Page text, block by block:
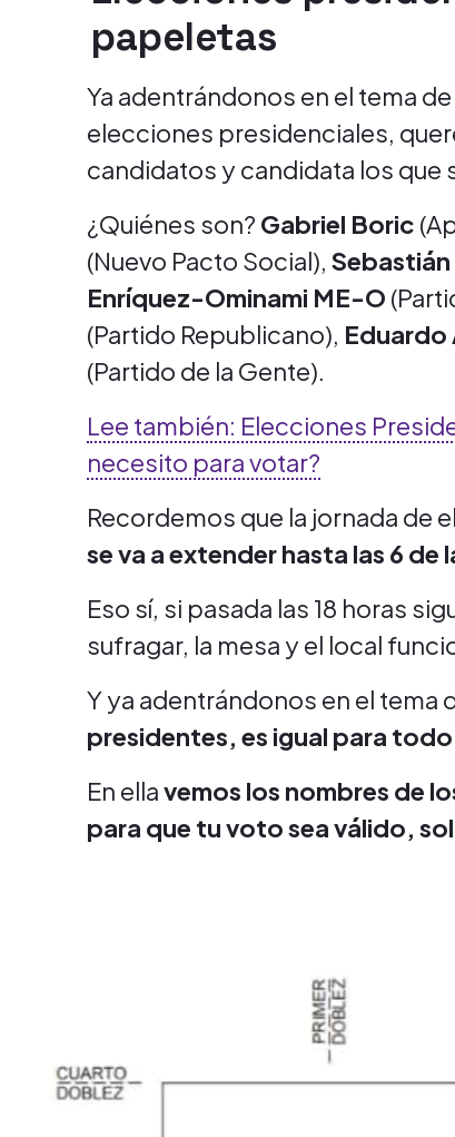
papeletas
Ya adentrándonos en el tema
elecciones presidenciales,
candidatos y candidata los que
¿Quiénes son? Gabriel Boric
(Nuevo Pacto Social), Sebastián
Enríquez-Ominami ME-O
(Partido Republicano), Eduardo
(Partido de la Gente).
Lee también: Elecciones
necesito para votar?
Recordemos que la jornada de
se va a extender hasta las 6 de
Eso sí, si pasada las 18 horas
sufragar, la mesa y el local
Y ya adentrándonos en el tema
presidentes, es igual para
En ellavemos los nombres de
para que tu voto sea válido,